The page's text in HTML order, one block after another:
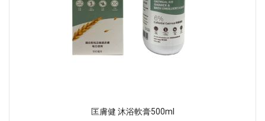
匡膚健 沐浴軟膏500ml